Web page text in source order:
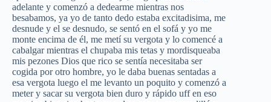
adelante y comenzó a dedearme mientras nos
besabamos, ya yo de tanto dedo estaba excitadisima, me
desnude y el se desnudo, se sentó en el sofá y yo me
monte encima de él, me metí su vergota y lo comencé a
cabalgar mientras el chupaba mis tetas y mordisqueaba
mis pezones Dios que rico se sentía necesitaba ser
cogida por otro hombre, yo le daba buenas sentadas a
esa vergota luego el me levanto un poquito y comenzó a
meter y sacar su vergota bien duro y rápido uff en eso